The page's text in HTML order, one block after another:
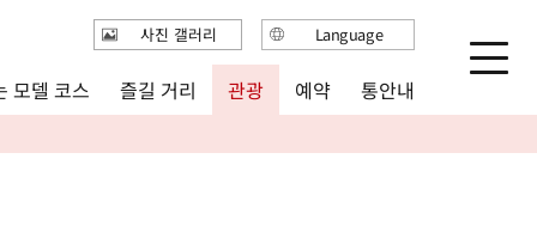
모델 코스 즐길 거리 관광 예약 통안내
사진 갤러리 Language
English
简体中文